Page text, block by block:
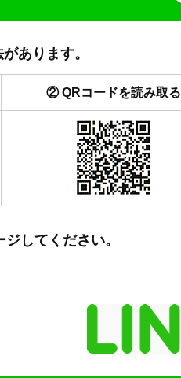
あります。
② QRコードを読み取る
してください。